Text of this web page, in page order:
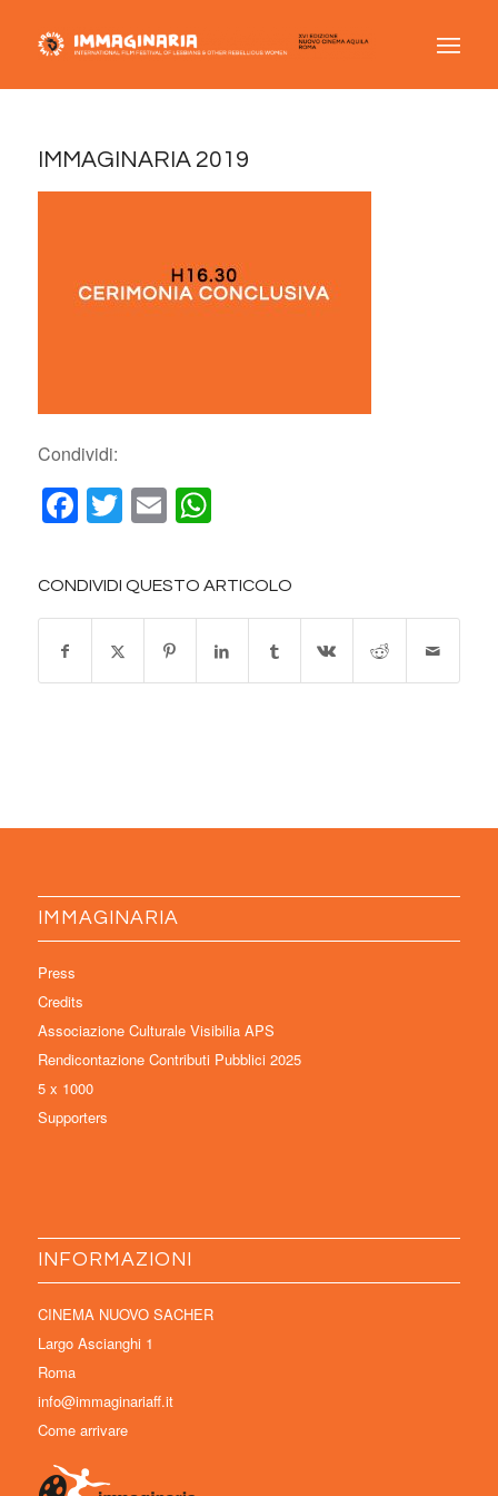
IMMAGINARIA 2019
Condividi:
Facebook
Twitter
EmailWhatsApp
CONDIVIDI QUESTO ARTICOLO
IMMAGINARIA
Press
Credits
Associazione Culturale Visibilia APS
Rendicontazione Contributi Pubblici 2025
5 x 1000
Supporters
INFORMAZIONI
CINEMA NUOVO SACHER
Largo Ascianghi 1
Roma
info@immaginariaff.it
Come arrivare